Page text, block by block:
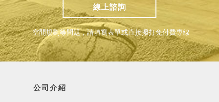
線上諮詢
空間規劃等問題，請填寫表單或直接撥打免付費專線
公司介紹